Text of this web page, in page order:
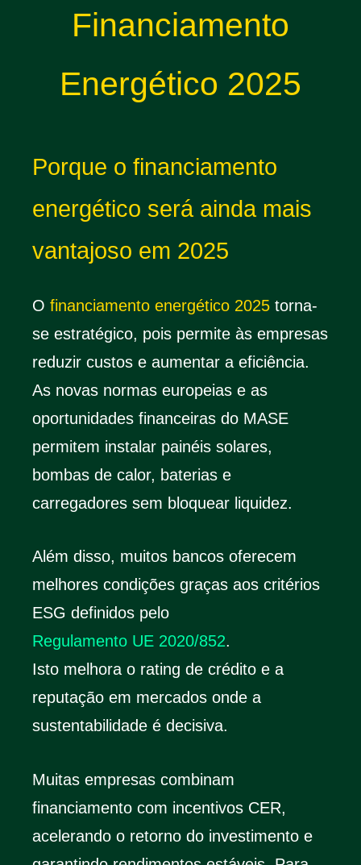
Financiamento
Energético 2025
Porque o financiamento
energético será ainda mais
vantajoso em 2025
O financiamento energético 2025 torna-
se estratégico, pois permite às empresas
reduzir custos e aumentar a eficiência.
As novas normas europeias e as
oportunidades financeiras do MASE
permitem instalar painéis solares,
bombas de calor, baterias e
carregadores sem bloquear liquidez.
Além disso, muitos bancos oferecem
melhores condições graças aos critérios
ESG definidos pelo
Regulamento UE 2020/852.
Isto melhora o rating de crédito e a
reputação em mercados onde a
sustentabilidade é decisiva.
Muitas empresas combinam
financiamento com incentivos CER,
acelerando o retorno do investimento e